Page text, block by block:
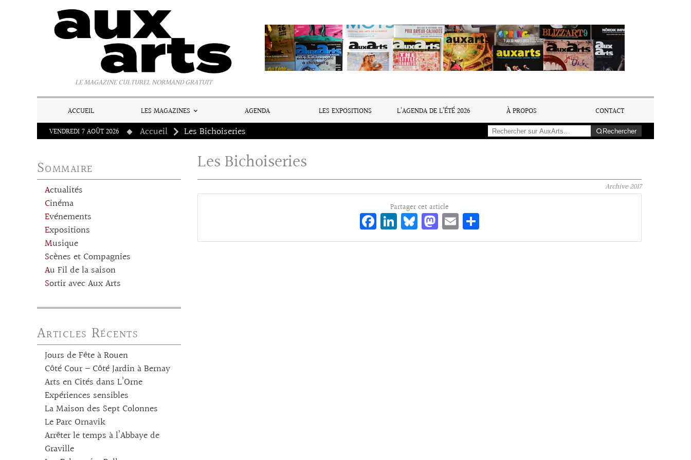
LE MAGAZINE CULTUREL NORMAND GRATUIT
ACCUEIL LES MAGAZINES AGENDA LES EXPOSITIONS L’AGENDA DE L’ÉTÉ 2026 À PROPOS
CONTACT
VENDREDI 7 AOÛT 2026
Accueil Les Bichoiseries Rechercher
Sommaire
Actualités
Cinéma
Evénements
Expositions
Musique
Scènes et Compagnies
Au Fil de la saison
Sortir avec Aux Arts
Articles Récents
Jours de Fête à Rouen
Côté Cour – Côté Jardin à Bernay
Arts en Cités dans L’Orne
Expériences sensibles
La Maison des Sept Colonnes
Le Parc Ornavik
Arrêter le temps à l’Abbaye de
Graville
Les Bichoiseries
Archive2017
Partager cet article
Fa
ce
Li
n
Bl
ue
M
as
E
m rt
Panneau de gestion des cookies